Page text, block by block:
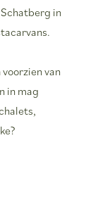
in
van
in mag